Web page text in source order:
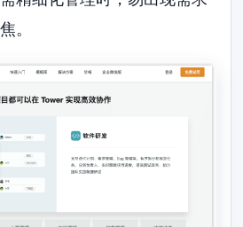
。